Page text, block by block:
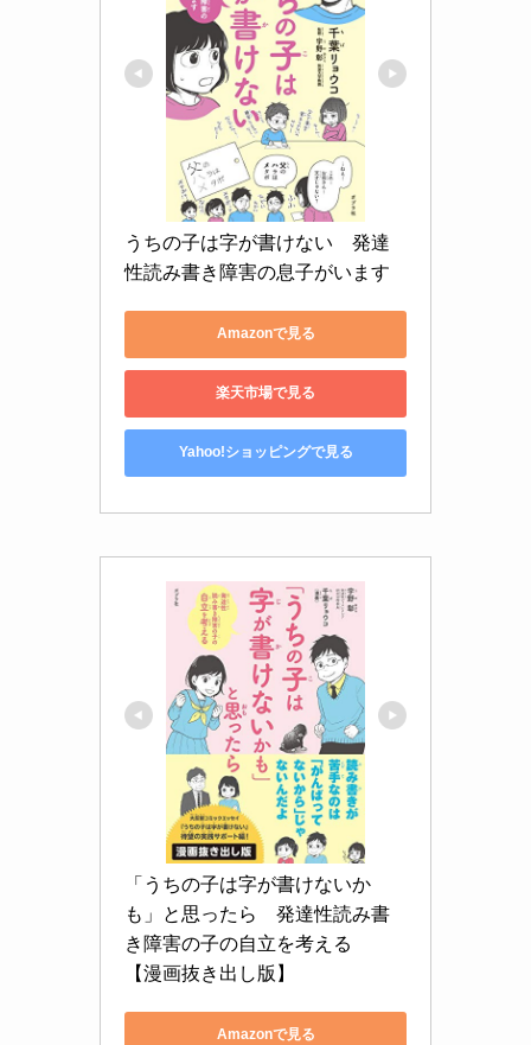
うちの子は字が書けない　発達
性読み書き障害の息子がいます
Amazonで見る
楽天市場で見る
Yahoo!ショッピングで見る
「うちの子は字が書けないか
も」と思ったら　発達性読み書
き障害の子の自立を考える
【漫画抜き出し版】
Amazonで見る